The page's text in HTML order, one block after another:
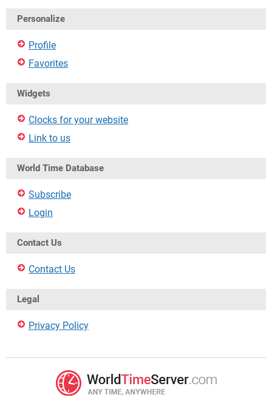
Personalize
Profile
Favorites
Widgets
Clocks for your website
Link to us
World Time Database
Subscribe
Login
Contact Us
Contact Us
Legal
Privacy Policy